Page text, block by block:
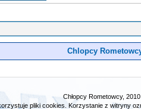
Chlopcy
Chłopcy Rometowcy,
pliki cookies. Korzystanie z witryny